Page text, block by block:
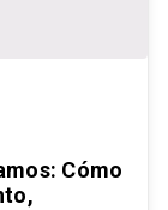
Cómo